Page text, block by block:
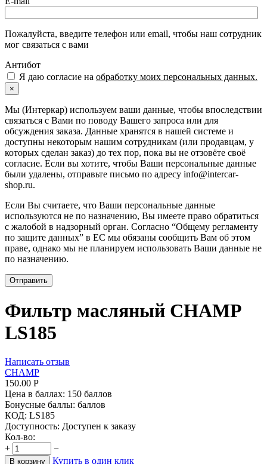
Пожалуйста, введите телефон или email, чтобы наш сотрудник
мог связаться с вами
Антибот
Я даю согласие на обработку моих персональных данных.
×
Мы (Интеркар) используем ваши данные, чтобы впоследствии
связаться с Вами по поводу Вашего запроса или для
обсуждения заказа. Данные хранятся в нашей системе и
доступны некоторым нашим сотрудникам (или продавцам, у
которых сделан заказ) до тех пор, пока вы не отзовёте своё
согласие. Если вы хотите, чтобы Ваши персональные данные
были удалены, отправьте письмо по адресу info@intercar-
shop.ru.
Если Вы считаете, что Ваши персональные данные
используются не по назначению, Вы имеете право обратиться
с жалобой в надзорный орган. Согласно “Общему регламенту
по защите данных” в ЕС мы обязаны сообщить Вам об этом
праве, однако мы не планируем использовать Ваши данные не
по назначению.
Отправить
Фильтр масляный CHAMP
LS185
Написать отзыв
CHAMP
150.00 Р
Цена в баллах: 150 баллов
Бонусные баллы: баллов
КОД: LS185
Доступность: Доступен к заказу
Кол-во:
+
−
В корзину
Купить в один клик